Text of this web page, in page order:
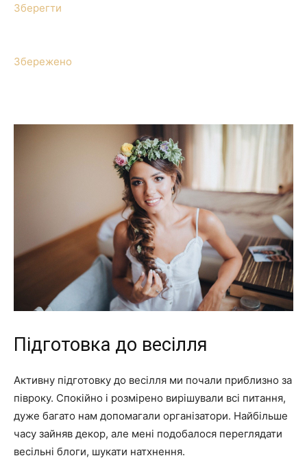
Зберегти
Збережено
Підготовка до весілля
Активну підготовку до весілля ми почали приблизно за
півроку. Спокійно і розмірено вирішували всі питання,
дуже багато нам допомагали організатори. Найбільше
часу зайняв декор, але мені подобалося переглядати
весільні блоги, шукати натхнення.